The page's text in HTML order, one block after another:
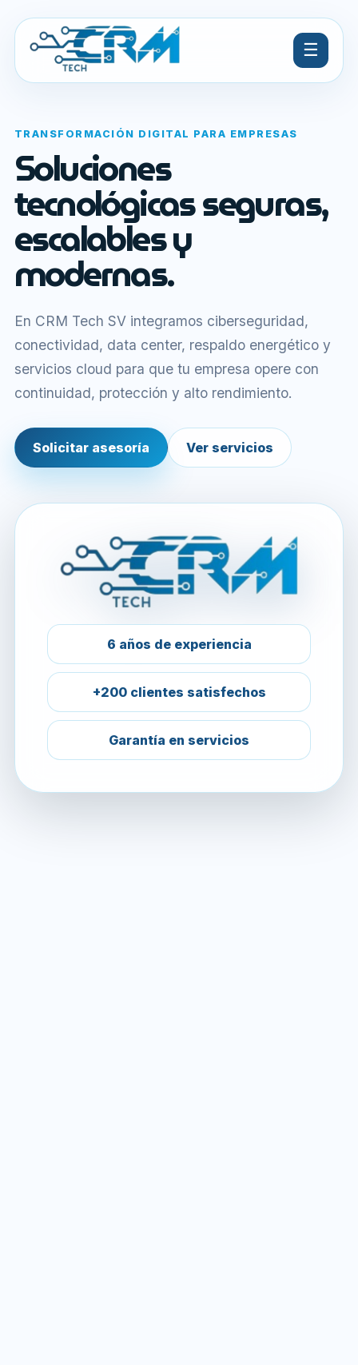
☰
TRANSFORMACIÓN DIGITAL PARA EMPRESAS
Soluciones
tecnológicas seguras,
escalables y
modernas.
En CRM Tech SV integramos ciberseguridad,
conectividad, data center, respaldo energético y
servicios cloud para que tu empresa opere con
continuidad, protección y alto rendimiento.
Solicitar asesoría Ver servicios
6 años de experiencia
+200 clientes satisfechos
Garantía en servicios